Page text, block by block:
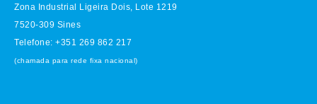
Zona Industrial Ligeira Dois, Lote 1219
7520-309 Sines
Telefone: +351 269 862 217
(chamada para rede fixa nacional)